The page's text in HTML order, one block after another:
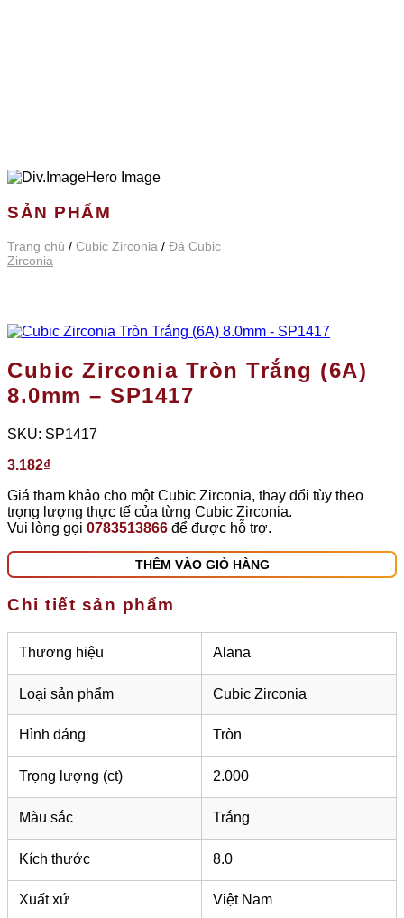
SẢN PHẨM
Trang chủ / Cubic Zirconia / Đá Cubic
Zirconia
Cubic Zirconia Tròn Trắng (6A)
8.0mm – SP1417
SKU: SP1417
3.182₫
Giá tham khảo cho một Cubic Zirconia, thay đổi tùy theo
trọng lượng thực tế của từng Cubic Zirconia.
Vui lòng gọi 0783513866 để được hỗ trợ.
THÊM VÀO GIỎ HÀNG
Chi tiết sản phẩm
Thương hiệu Alana
Loại sản phẩm Cubic Zirconia
Hình dáng Tròn
Trọng lượng (ct) 2.000
Màu sắc Trắng
Kích thước 8.0
Xuất xứ Việt Nam